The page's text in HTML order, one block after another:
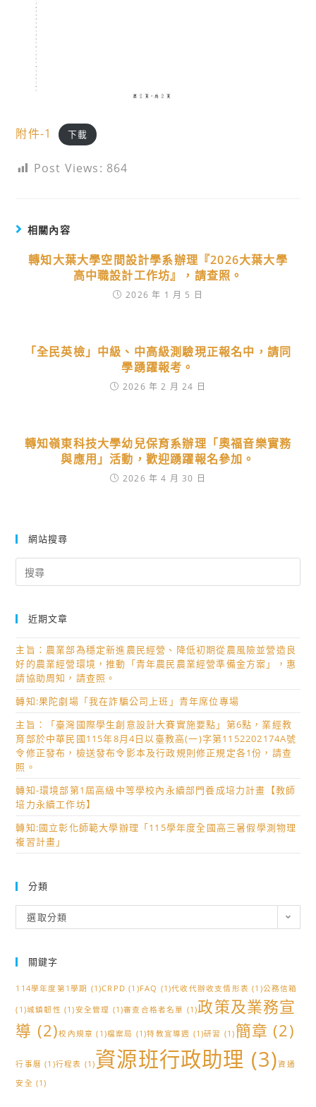
附件-1 下載
Post Views: 864
相關內容
轉知大葉大學空間設計學系辦理『2026大葉大學
高中職設計工作坊』，請查照。
2026 年 1 月 5 日
「全民英檢」中級、中高級測驗現正報名中，請同
學踴躍報考。
2026 年 2 月 24 日
轉知嶺東科技大學幼兒保育系辦理「奧福音樂實務
與應用」活動，歡迎踴躍報名參加。
2026 年 4 月 30 日
網站搜尋
for:
近期文章
主旨：農業部為穩定新進農民經營、降低初期從農風險並營造良
好的農業經營環境，推動「青年農民農業經營準備金方案」，惠
請協助周知，請查照。
轉知:果陀劇場「我在詐騙公司上班」青年席位專場
主旨：「臺灣國際學生創意設計大賽實施要點」第6點，業經教
育部於中華民國115年8月4日以臺教高(一)字第1152202174A號
令修正發布，檢送發布令影本及行政規則修正規定各1份，請查
照。
轉知-環境部第1屆高級中等學校內永續部門養成培力計畫【教師
培力永續工作坊】
轉知:國立彰化師範大學辦理「115學年度全國高三暑假學測物理
複習計畫」
分類
類
選取分類
關鍵字
114學年度第1學期 (1)CRPD (1)FAQ (1)代收代辦收支情形表 (1)公務信箱
(1)城鎮韌性 (1)安全管理 (1)審查合格者名單 (1)政策及業務宣
導 (2)校內規章 (1)檔案局 (1)特教宣導週 (1)研習 (1) 簡章 (2)
行事曆 (1)行程表 (1)資源班行政助理 (3)資通
安全 (1)